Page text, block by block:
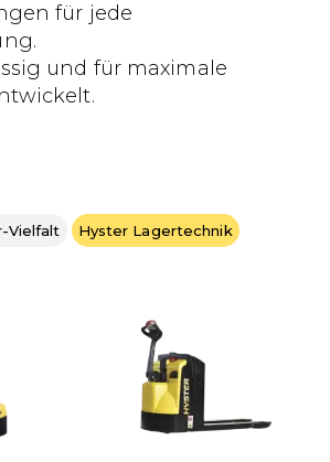
für jede
und für maximale
Vielfalt Hyster Lagertechnik